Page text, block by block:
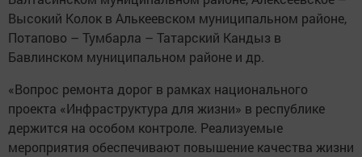
Высокий Колок в Алькеевском муниципальном районе,
Потапово – Тумбарла – Татарский Кандыз в
Бавлинском муниципальном районе и др.
«Вопрос ремонта дорог в рамках национального
проекта «Инфраструктура для жизни» в республике
держится на особом контроле. Реализуемые
мероприятия обеспечивают повышение качества жизни